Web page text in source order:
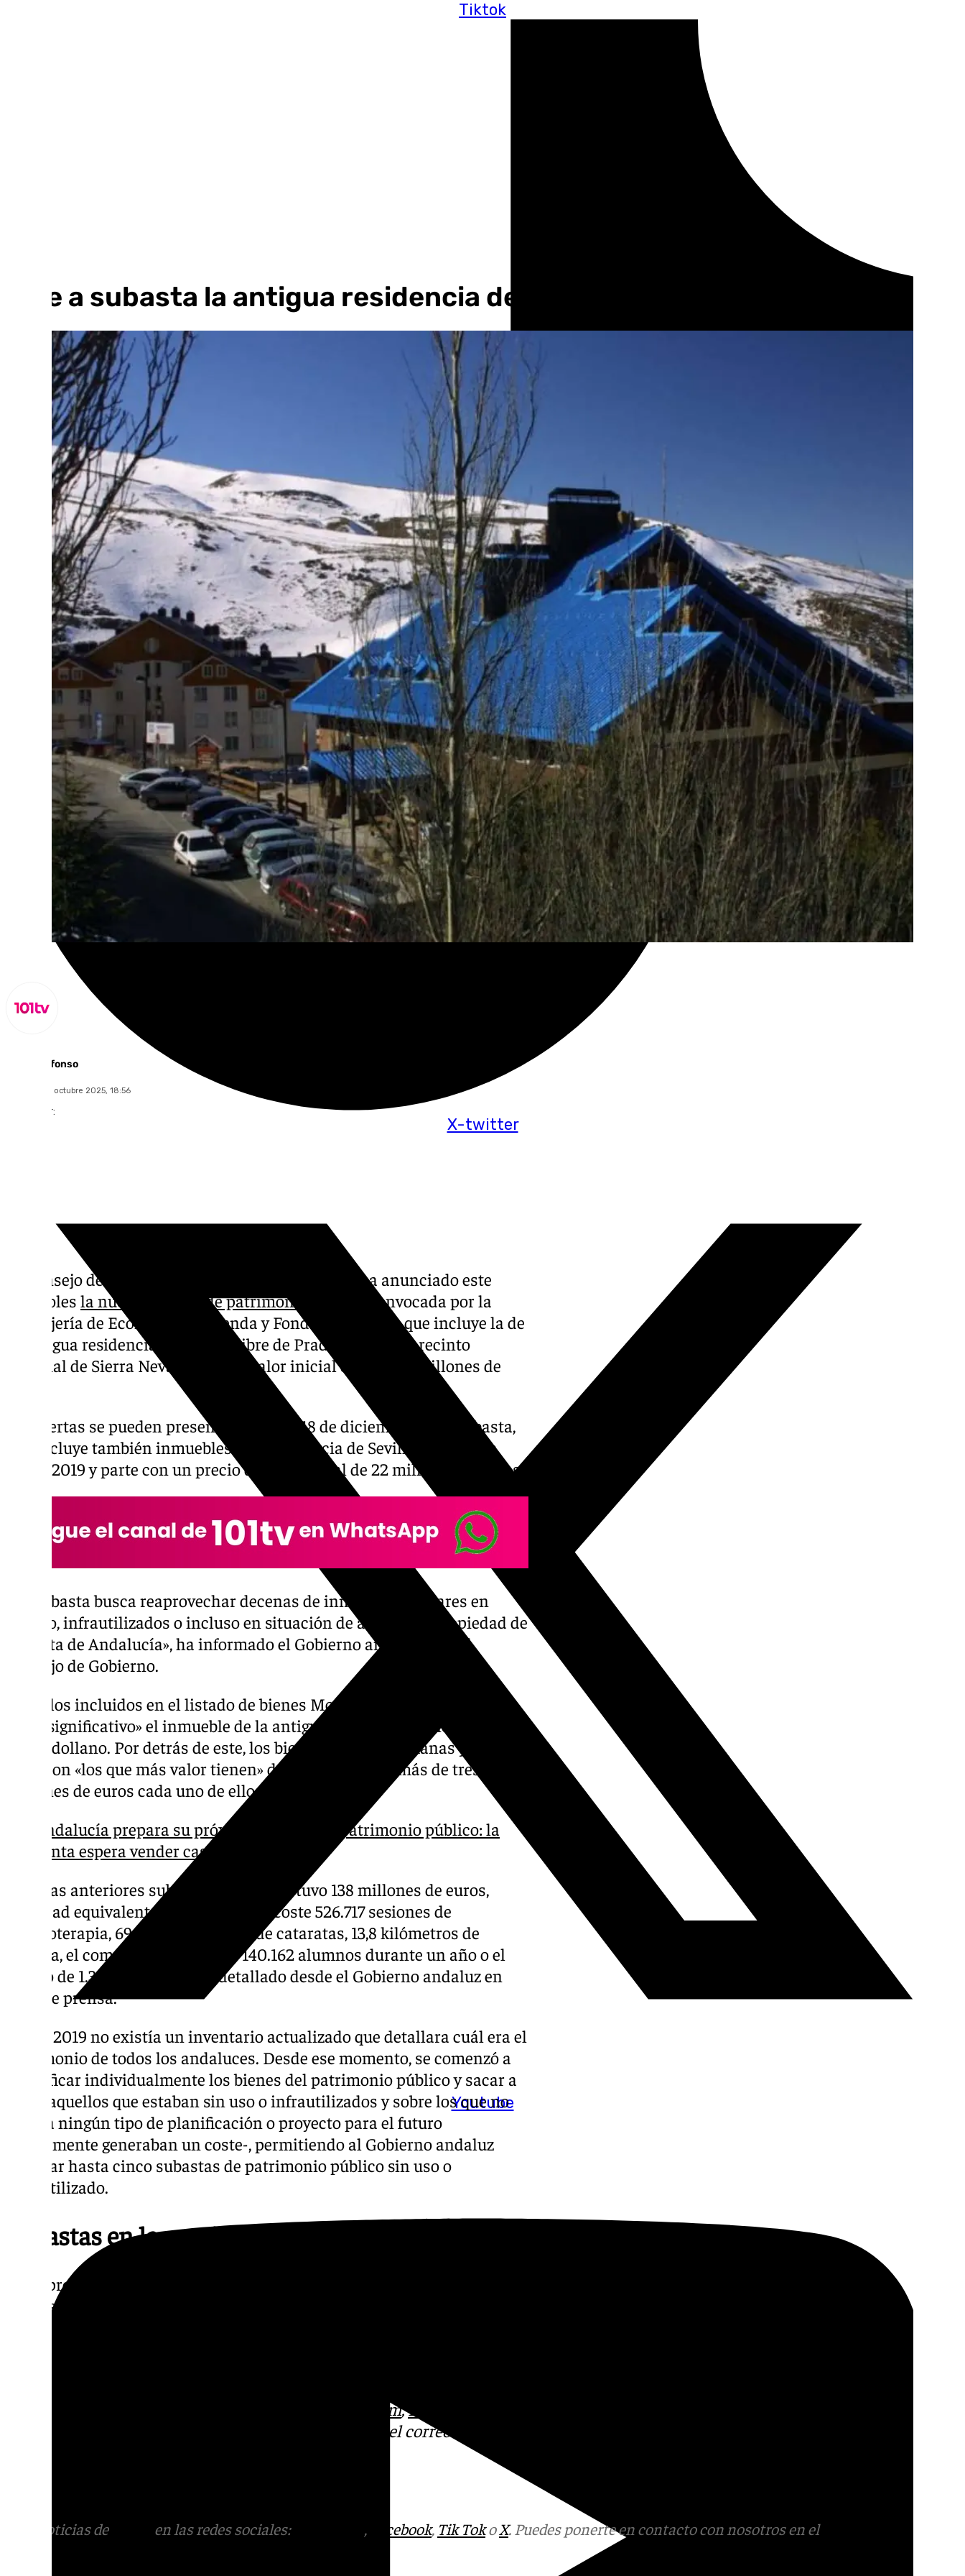
Tiktok
X-twitter
Youtube
Sale a subasta la antigua residencia de tiempo libre de Pradollano
Miguel Alfonso
miércoles, 1 octubre 2025, 18:56
Compartir:
El Consejo de Gobierno de la Junta de Andalucía ha anunciado este
miércoles la nueva subasta de patrimonio público
convocada por la
Consejería de Economía, Hacienda y Fondos Europeos, que incluye la de
la antigua residencia de tiempo libre de Pradollano, en el recinto
invernal de Sierra Nevada, por un valor inicial de casi 6,5 millones de
Las ofertas se pueden presentar hasta el 18 de diciembre. Esta subasta,
que incluye también inmuebles en la provincia de Sevilla, es la sexta
desde 2019 y parte con un precio de salida total de 22 millones de euros.
«La subasta busca reaprovechar decenas de inmuebles y solares en
desuso, infrautilizados o incluso en situación de abandono propiedad de
la Junta de Andalucía», ha informado el Gobierno andaluz tras el
Consejo de Gobierno.
Entre los incluidos en el listado de bienes Moreno ha destacado como
«muy significativo» el inmueble de la antigua residencia de tiempo libre
de Pradollano. Por detrás de este, los bienes de Dos Hermanas y San
Juan son «los que más valor tienen» del lote, «con algo más de tres
millones de euros cada uno de ellos».
Andalucía prepara su próxima subasta de patrimonio público: la
Junta espera vender casi 30 inmuebles
«Con las anteriores subastas la Junta obtuvo 138 millones de euros,
cantidad equivalente, por ejemplo, al coste 526.717 sesiones de
quimioterapia, 69.687 operaciones de cataratas, 13,8 kilómetros de
autovía, el comedor escolar para 140.162 alumnos durante un año o el
sueldo de 1.312 médicos!, han detallado desde el Gobierno andaluz en
nota de prensa.
Hasta 2019 no existía un inventario actualizado que detallara cuál era el
patrimonio de todos los andaluces. Desde ese momento, se comenzó a
identificar individualmente los bienes del patrimonio público y sacar a
la luz aquellos que estaban sin uso o infrautilizados y sobre los que no
existía ningún tipo de planificación o proyecto para el futuro
-únicamente generaban un coste-, permitiendo al Gobierno andaluz
celebrar hasta cinco subastas de patrimonio público sin uso o
infrautilizado.
Subastas en la provincia de Granada
En la provincia de Granada, en la tercera subasta, convocada en julio de
2022, se incluyó el antiguo Cuartel de Mondragones, en la capital
Instagram,Facebook
. Puedes ponerte en contacto con nosotros en el correo
Más noticias de en las redes sociales: , Facebook, Tik TokoX. Puedes ponerte en contacto con nosotros en el